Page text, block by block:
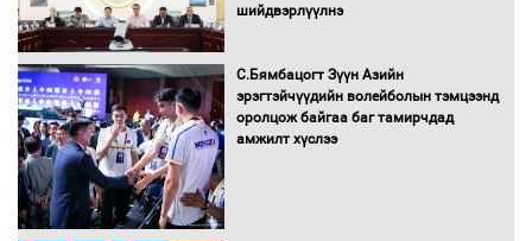
шийдвэрлүүлнэ
С.Бямбацогт Зүүн Азийн
эрэгтэйчүүдийн волейболын тэмцээнд
оролцож байгаа баг тамирчдад
амжилт хүслээ